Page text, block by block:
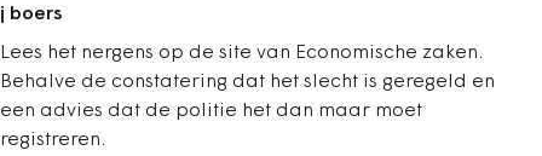
j boers
Lees het nergens op de site van Economische zaken.
Behalve de constatering dat het slecht is geregeld en
een advies dat de politie het dan maar moet
registreren.